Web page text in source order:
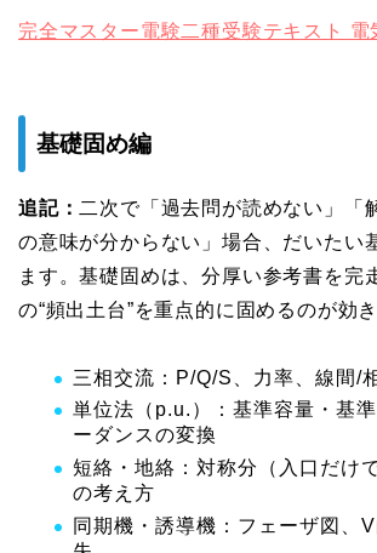
完全マスター電験二種受験テキスト 電
基礎固め編
追記： 二次で「過去問が読めない」「
の意味が分からない」場合、だいたい
ます。基礎固めは、分厚い参考書を完
の“頻出土台”を重点的に固めるのが効き
三相交流：P/Q/S、力率、線間/
単位法（p.u.）：基準容量・基
ーダンスの変換
短絡・地絡：対称分（入口だけ
の考え方
同期機・誘導機：フェーザ図、